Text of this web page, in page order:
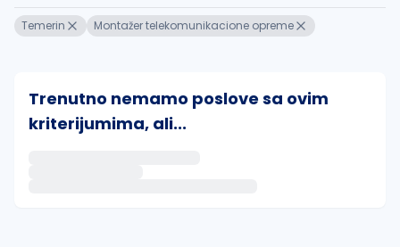
Temerin Montažer telekomunikacione opreme
Trenutno nemamo poslove sa ovim
kriterijumima, ali...